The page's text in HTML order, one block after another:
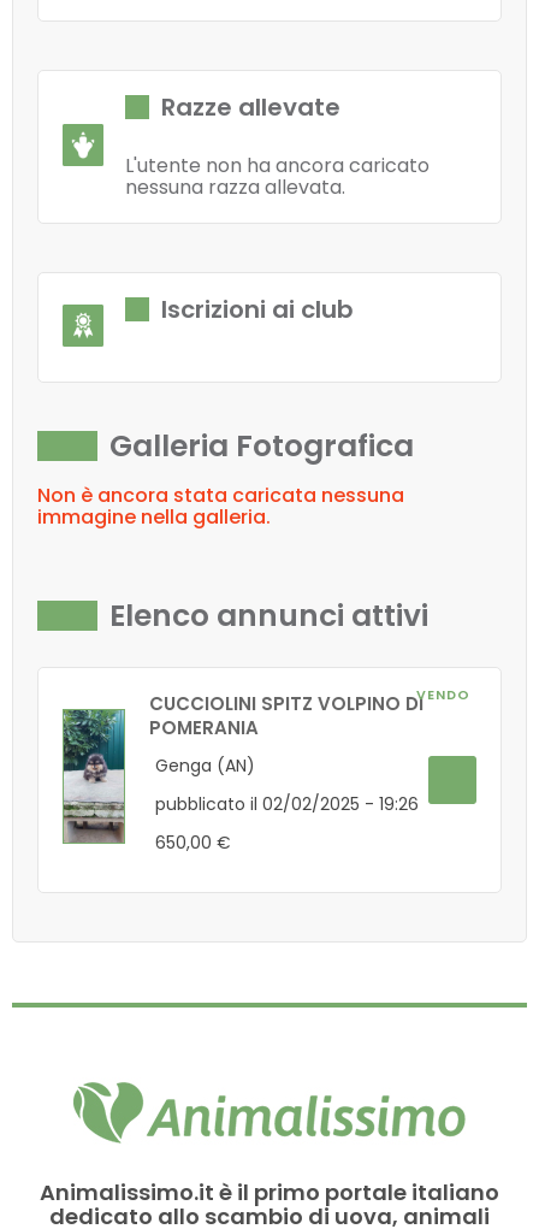
Razze allevate
L'utente non ha ancora caricato
nessuna razza allevata.
Iscrizioni ai club
Galleria Fotografica
Non è ancora stata caricata nessuna
immagine nella galleria.
Elenco annunci attivi
VENDO
CUCCIOLINI SPITZ VOLPINO DI
POMERANIA
Genga (AN)
pubblicato il 02/02/2025 - 19:26
650,00 €
Animalissimo.it è il primo portale italiano
dedicato allo scambio di uova, animali